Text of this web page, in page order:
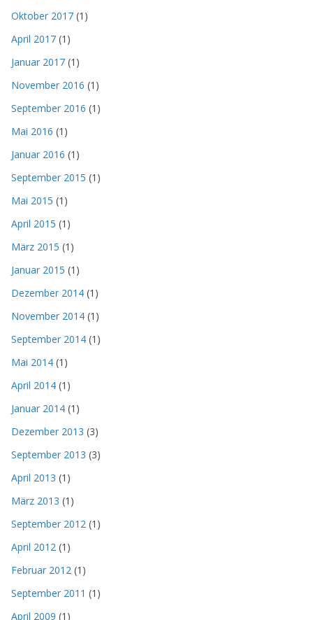
Oktober 2017 (1)
April 2017 (1)
Januar 2017 (1)
November 2016 (1)
September 2016 (1)
Mai 2016 (1)
Januar 2016 (1)
September 2015 (1)
Mai 2015 (1)
April 2015 (1)
März 2015 (1)
Januar 2015 (1)
Dezember 2014 (1)
November 2014 (1)
September 2014 (1)
Mai 2014 (1)
April 2014 (1)
Januar 2014 (1)
Dezember 2013 (3)
September 2013 (3)
April 2013 (1)
März 2013 (1)
September 2012 (1)
April 2012 (1)
Februar 2012 (1)
September 2011 (1)
April 2009 (1)